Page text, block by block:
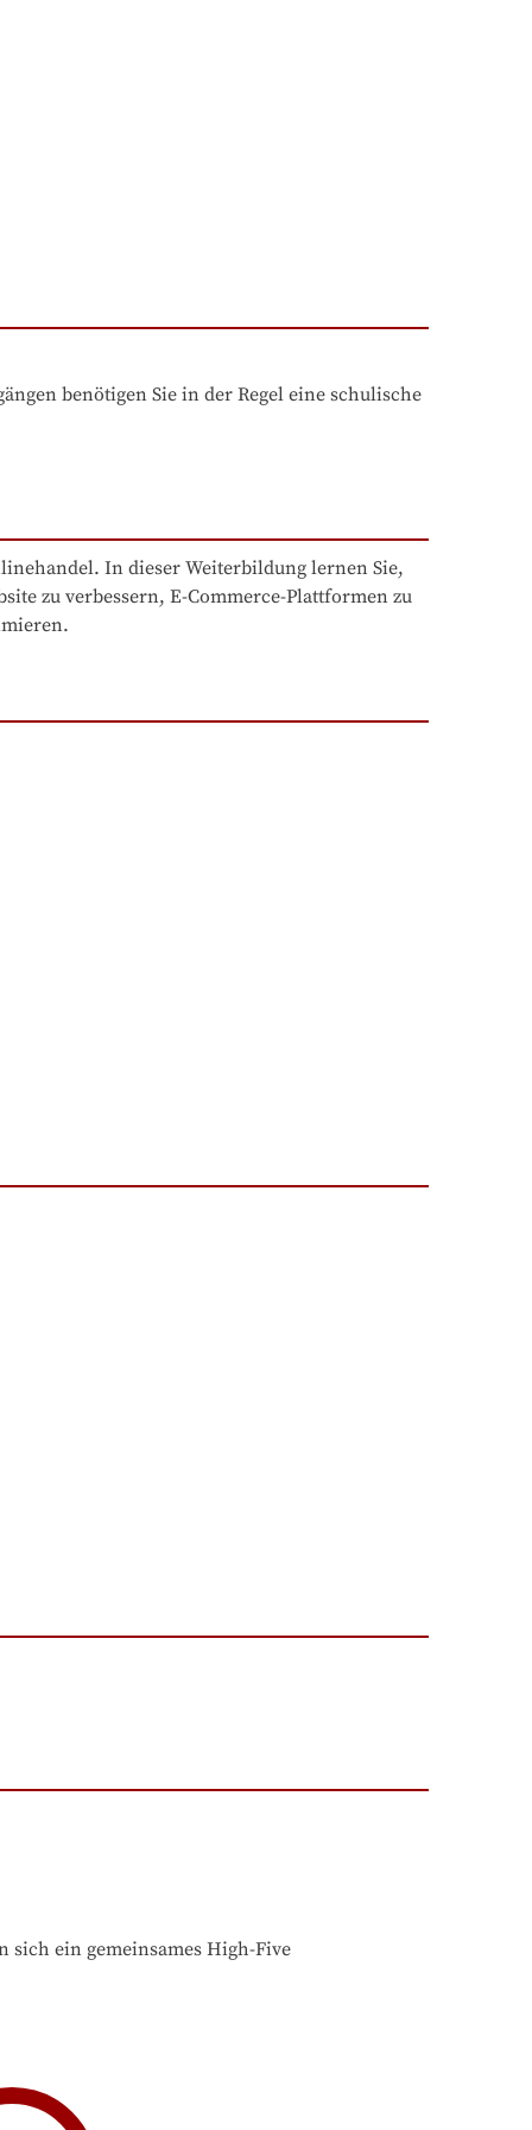
benötigen Sie in der Regel eine schulische
In dieser Weiterbildung lernen Sie,
zu verbessern, E-Commerce-Plattformen zu